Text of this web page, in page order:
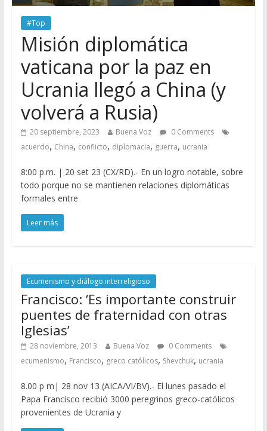
#Top
Misión diplomática
vaticana por la paz en
Ucrania llegó a China (y
volverá a Rusia)
20 septiembre, 2023 Buena Voz
0 Comments
acuerdo, China, conflicto, diplomacia, guerra, ucrania
8:00 p.m. | 20 set 23 (CX/RD).- En un logro notable, sobre
todo porque no se mantienen relaciones diplomáticas
formales entre
Leer más
Ecumenismo y diálogo interreligioso
Francisco: ‘Es importante construir
puentes de fraternidad con otras
Iglesias’
28 noviembre, 2013 Buena Voz
0 Comments
ecumenismo, Francisco, greco católicos, Shevchuk, ucrania
8.00 p m| 28 nov 13 (AICA/VI/BV).- El lunes pasado el
Papa Francisco recibió 3000 peregrinos greco-católicos
provenientes de Ucrania y